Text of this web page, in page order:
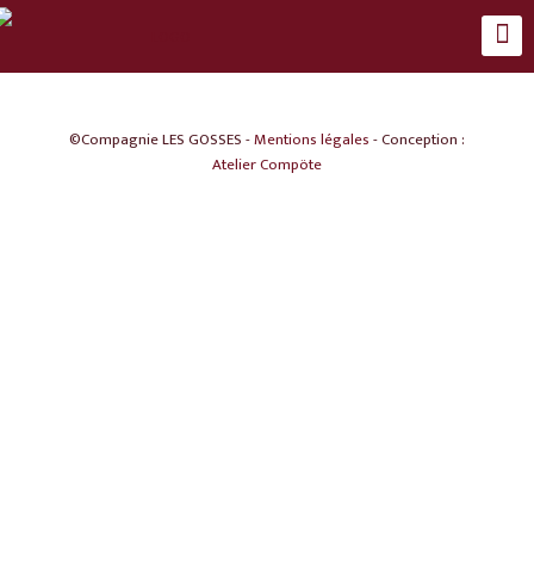
©Compagnie LES GOSSES -Mentions légales- Conception :
Atelier Compöte